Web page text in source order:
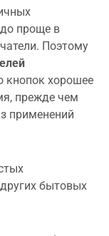
проще в
Поэтому
кнопок хорошее
прежде чем
применений
бытовых